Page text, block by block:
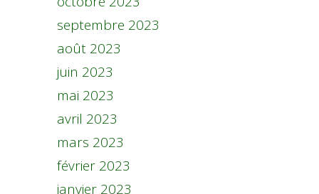
septembre 2023
août 2023
juin 2023
mai 2023
avril 2023
mars 2023
février 2023
janvier 2023